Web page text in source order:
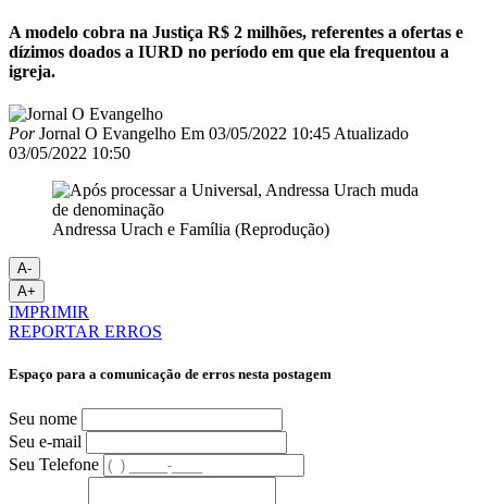
A modelo cobra na Justiça R$ 2 milhões, referentes a ofertas e
dízimos doados a IURD no período em que ela frequentou a
igreja.
PorJornal O Evangelho Em 03/05/2022 10:45 Atualizado
03/05/2022 10:50
Andressa Urach e Família (Reprodução)
A-
A+
IMPRIMIR
REPORTAR ERROS
Espaço para a comunicação de erros nesta postagem
Seu nome
Seu e-mail
Seu Telefone